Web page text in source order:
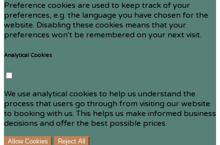
Preference cookies are used to keep track of your
preferences, e.g. the language you have chosen for the
website. Disabling these cookies means that your
preferences won't be remembered on your next visit.
Analytical Cookies
We use analytical cookies to help us understand the
process that users go through from visiting our website
to booking with us. This helps us make informed business
decisions and offer the best possible prices.
Allow Cookies Reject All